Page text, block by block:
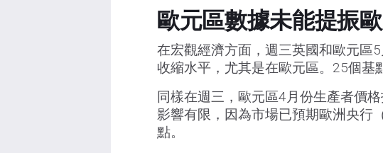
歐元區數據未能提振
在宏觀經濟方面，週三英國和歐元區
收縮水平，尤其是在歐元區。25個基
同樣在週三，歐元區4月份生產者價
影響有限，因為市場已預期歐洲央行
點。